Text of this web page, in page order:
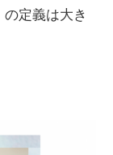
定義は大き